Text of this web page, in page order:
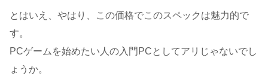
とはいえ、やはり、この価格でこのスペックは魅力的で
す。
PCゲームを始めたい人の入門PCとしてアリじゃないでし
ょうか。